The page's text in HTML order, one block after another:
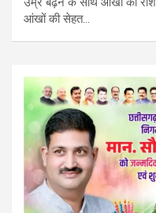
आंखों की सेहत…